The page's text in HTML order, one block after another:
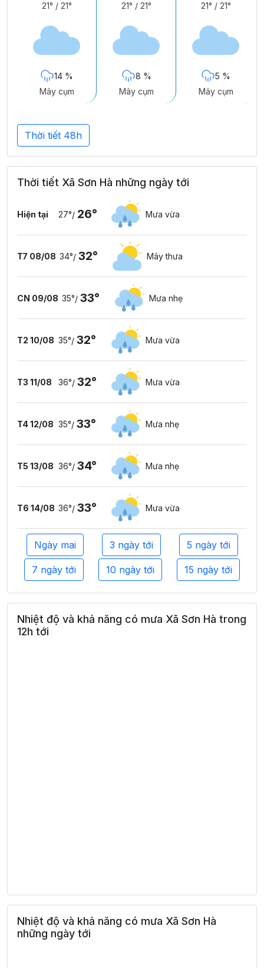
21° / 21°
14 %
Mây cụm
21° / 21°
8 %
Mây cụm
21° / 21°
5 %
Mây cụm
Thời tiết 48h
Thời tiết Xã Sơn Hà những ngày tới
Hiện tại 27°/ 26° Mưa vừa
T7 08/08 34°/ 32° Mây thưa
CN 09/08 35°/ 33° Mưa nhẹ
T2 10/08 35°/ 32° Mưa vừa
T3 11/08 36°/ 32° Mưa vừa
T4 12/08 35°/ 33° Mưa nhẹ
T5 13/08 36°/ 34° Mưa nhẹ
T6 14/08 36°/ 33° Mưa vừa
Ngày mai 3 ngày tới 5 ngày tới
7 ngày tới 10 ngày tới 15 ngày tới
Nhiệt độ và khả năng có mưa Xã Sơn Hà trong
12h tới
Nhiệt độ và khả năng có mưa Xã Sơn Hà
những ngày tới